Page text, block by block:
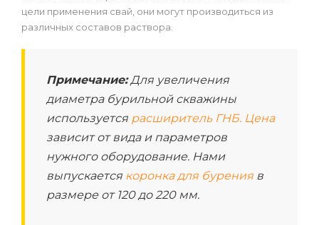
цели применения свай, они могут производиться из
различных составов раствора.
Примечание:Для увеличения
диаметра бурильной скважины
используется расширитель ГНБ. Цена
зависит от вида и параметров
нужного оборудование. Нами
выпускается коронка для бурения в
размере от 120 до 220 мм.